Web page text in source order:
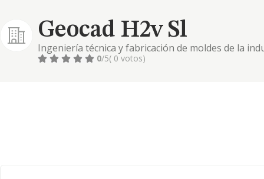
Geocad H2v Sl
Ingeniería técnica y fabricación de moldes de la
0/5( 0 votos)